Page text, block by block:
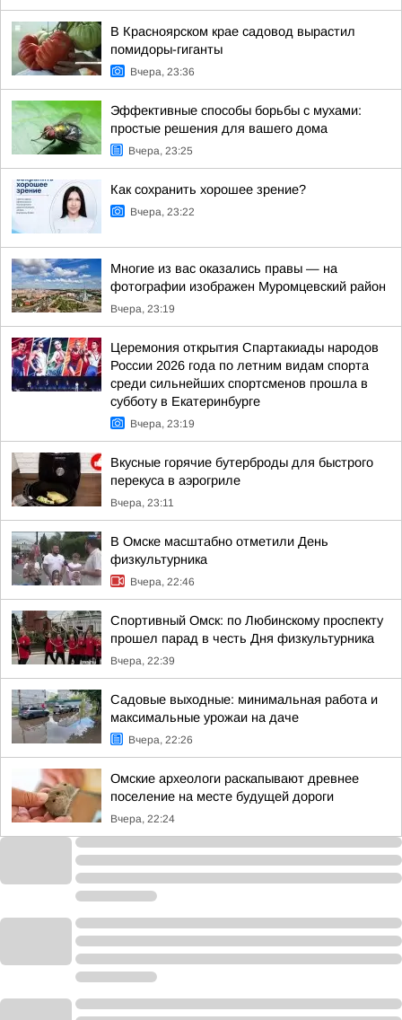
В Красноярском крае садовод вырастил
помидоры-гиганты
Вчера, 23:36
Эффективные способы борьбы с мухами:
простые решения для вашего дома
Вчера, 23:25
Как сохранить хорошее зрение?
Вчера, 23:22
Многие из вас оказались правы — на
фотографии изображен Муромцевский район
Вчера, 23:19
Церемония открытия Спартакиады народов
России 2026 года по летним видам спорта
среди сильнейших спортсменов прошла в
субботу в Екатеринбурге
Вчера, 23:19
Вкусные горячие бутерброды для быстрого
перекуса в аэрогриле
Вчера, 23:11
В Омске масштабно отметили День
физкультурника
Вчера, 22:46
Спортивный Омск: по Любинскому проспекту
прошел парад в честь Дня физкультурника
Вчера, 22:39
Садовые выходные: минимальная работа и
максимальные урожаи на даче
Вчера, 22:26
Омские археологи раскапывают древнее
поселение на месте будущей дороги
Вчера, 22:24